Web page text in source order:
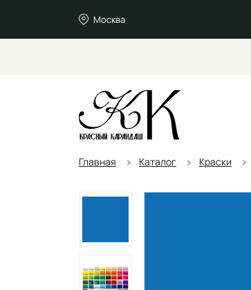
Москва
Главная Каталог Краски